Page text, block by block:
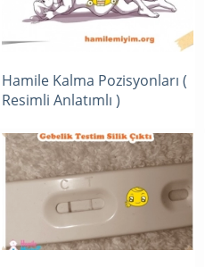
Hamile Kalma Pozisyonları (
Resimli Anlatımlı )